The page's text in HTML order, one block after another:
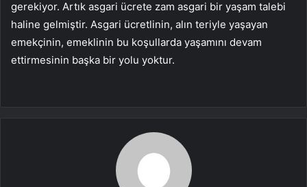
gerekiyor. Artık asgari ücrete zam asgari bir yaşam talebi
haline gelmiştir. Asgari ücretlinin, alın teriyle yaşayan
emekçinin, emeklinin bu koşullarda yaşamını devam
ettirmesinin başka bir yolu yoktur.